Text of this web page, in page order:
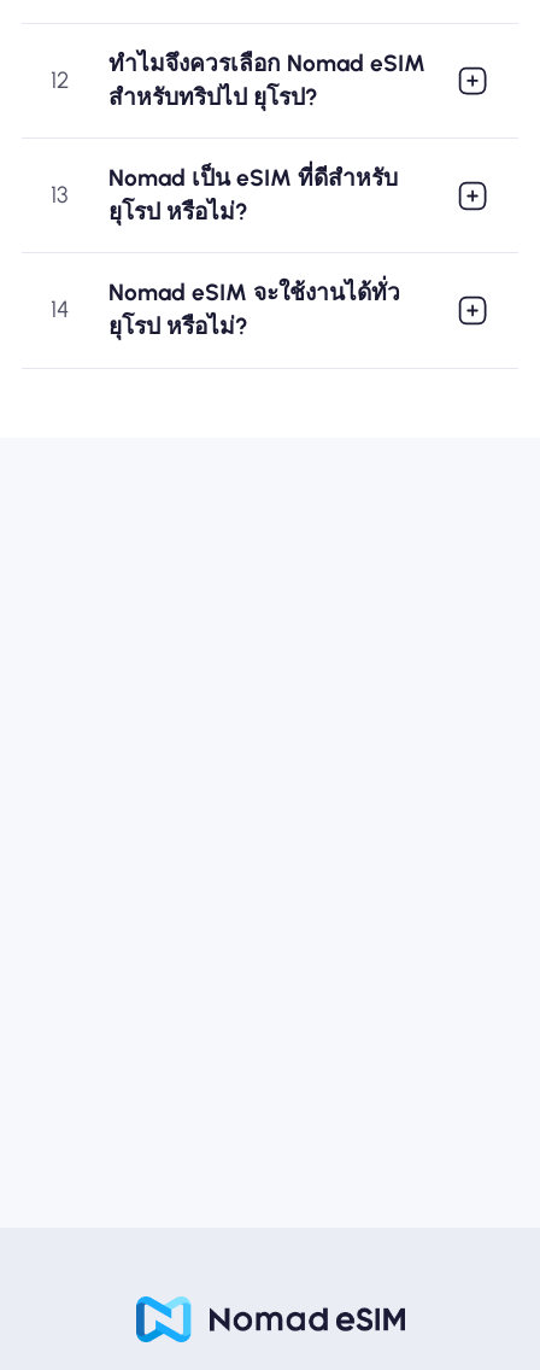
12
ทำไมจึงควรเลือก Nomad eSIM
สำหรับทริปไป ยุโรป?
13
Nomad เป็น eSIM ที่ดีสำหรับ
ยุโรป หรือไม่?
14
Nomad eSIM จะใช้งานได้ทั่ว
ยุโรป หรือไม่?